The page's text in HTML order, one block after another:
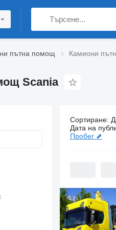
пътна помощ Камиони
Scania
71 обяви:
Сортиране:
Дата на
Пробег ⬈